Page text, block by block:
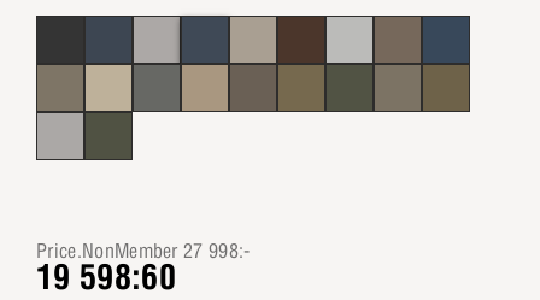
Price.NonMember 27 998:-
19 598:60